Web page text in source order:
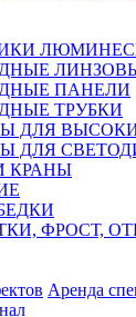
ПАНЕЛИ
ТРУБКИ
ДЛЯ
ДЛЯ
КРАНЫ
ФРОСТ,
Аренда